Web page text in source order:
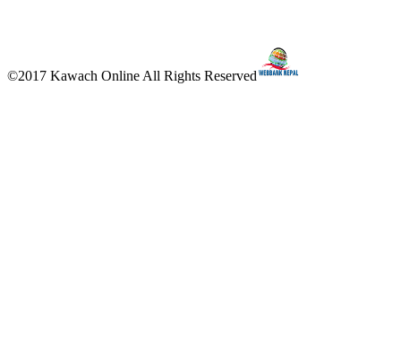
©2017 Kawach Online All Rights Reserved